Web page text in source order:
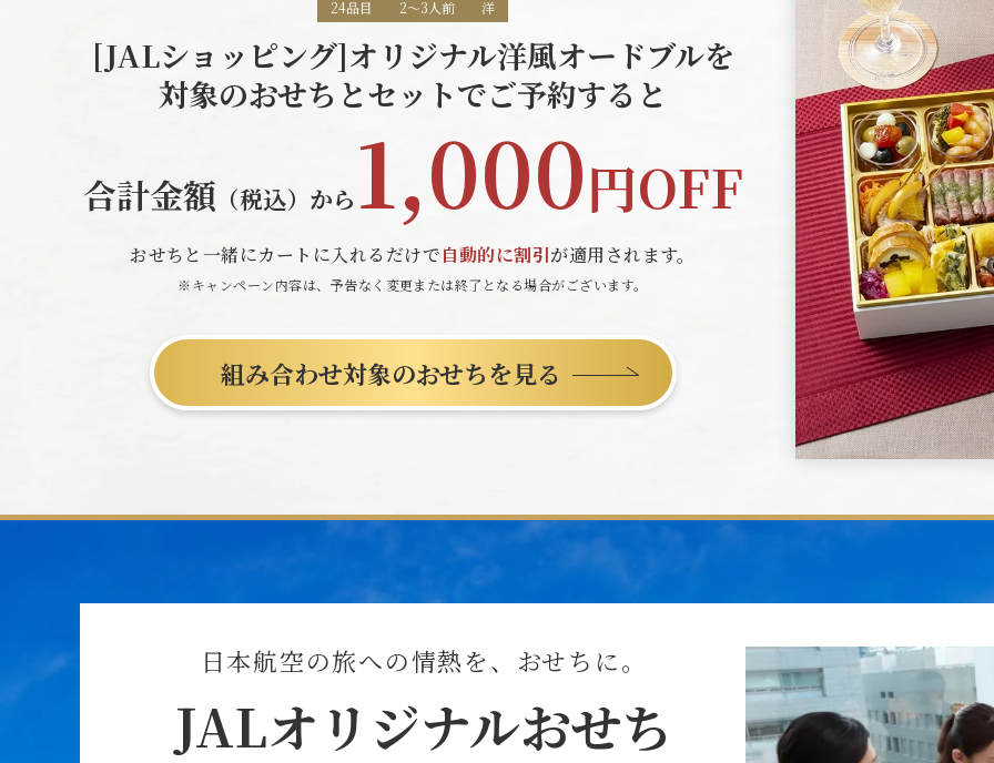
24品目 2～3人前 洋
[JALショッピング]オリジナル洋風オードブルを
対象のおせちとセットでご予約すると
合計金額 （税込）から 1,000円OFF
おせちと一緒にカートに入れるだけで自動的に割引が適用されます。
※キャンペーン内容は、予告なく変更または終了となる場合がございます。
組み合わせ対象のおせちを見る
日本航空の旅への情熱を、おせちに。
JALオリジナルおせち